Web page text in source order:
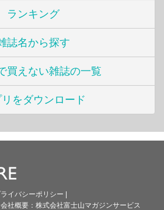
ランキング
誌名から探す
買えない雑誌の一覧
をダウンロード
イバシーポリシー
会社概要： 株式会社富士山マガジンサービス